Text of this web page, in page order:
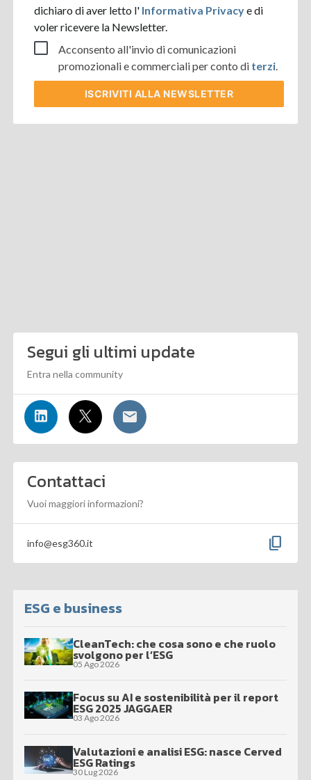
dichiaro di aver letto l' Informativa Privacye di
voler ricevere la Newsletter.
Acconsento all'invio di comunicazioni
promozionali e commerciali per conto di terzi.
ISCRIVITI ALLA NEWSLETTER
Segui gli ultimi update
Entra nella community
Contattaci
Vuoi maggiori informazioni?
info@esg360.it content_copy
ESG e business
CleanTech: che cosa sono e che ruolo
svolgono per l’ESG
05 Ago 2026
Focus su AI e sostenibilità per il report
ESG 2025 JAGGAER
03 Ago 2026
Valutazioni e analisi ESG: nasce Cerved
ESG Ratings
30 Lug 2026